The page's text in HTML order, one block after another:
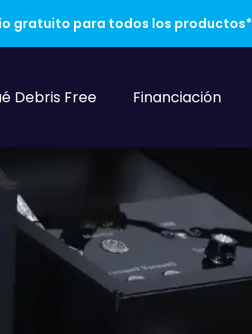
gratuito para todos los
Debris Free Financiación